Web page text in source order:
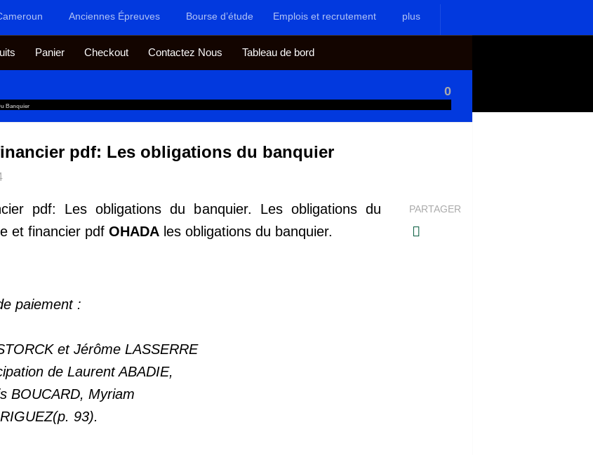
Anciennes Épreuves Bourse d’étude Emplois et recrutement plus
Panier Checkout Contactez Nous Tableau de bord
0
Banquier
pdf: Les obligations du banquier
pdf: Les obligations du banquier. Les obligations du
et financier pdf OHADA les obligations du banquier.
paiement :
et Jérôme LASSERRE
de Laurent ABADIE,
BOUCARD, Myriam
93).
PARTAGER